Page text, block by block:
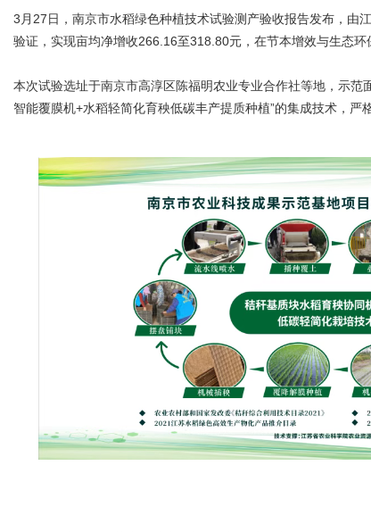
3月27日，南京市水稻绿色种植技术试验测产验收报告发布，由
验证，实现亩均净增收266.16至318.80元，在节本增效与生态
本次试验选址于南京市高淳区陈福明农业专业合作社等地，示
智能覆膜机+水稻轻简化育秧低碳丰产提质种植”的集成技术，严